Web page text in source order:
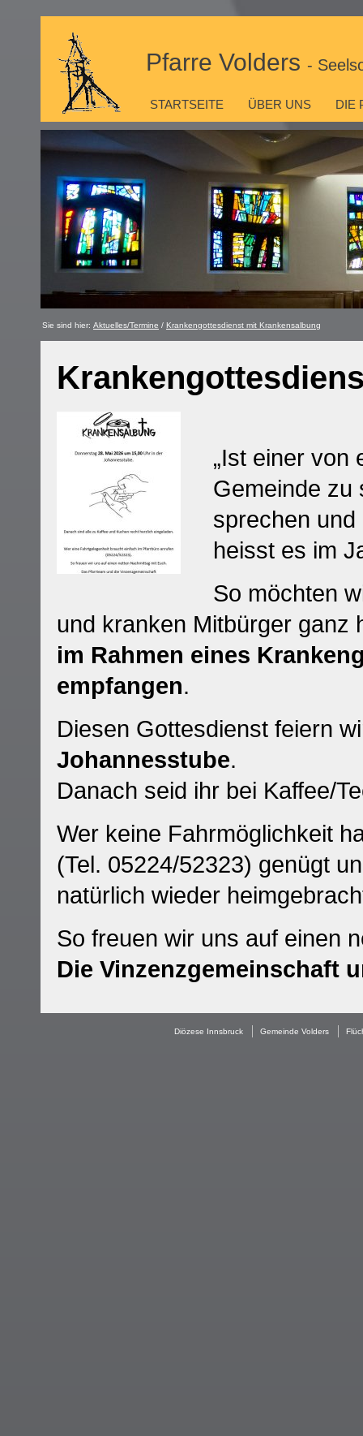
Pfarre Volders -
STARTSEITE ÜBER UNS DIE
„Ist einer von
Gemeinde zu
sprechen und
heisst es im
So möchten
und kranken Mitbürger ganz
im Rahmen eines
empfangen.
Diesen Gottesdienst feiern
Johannesstube.
Danach seid ihr bei Kaffee/
Wer keine Fahrmöglichkeit
(Tel. 05224/52323) genügt
natürlich wieder
So freuen wir uns auf einen
Die Vinzenzgemeinschaft
Diözese Innsbruck Gemeinde Volders
Sie sind hier: Aktuelles/Termine / Krankengottesdienst mit Krankensalbung